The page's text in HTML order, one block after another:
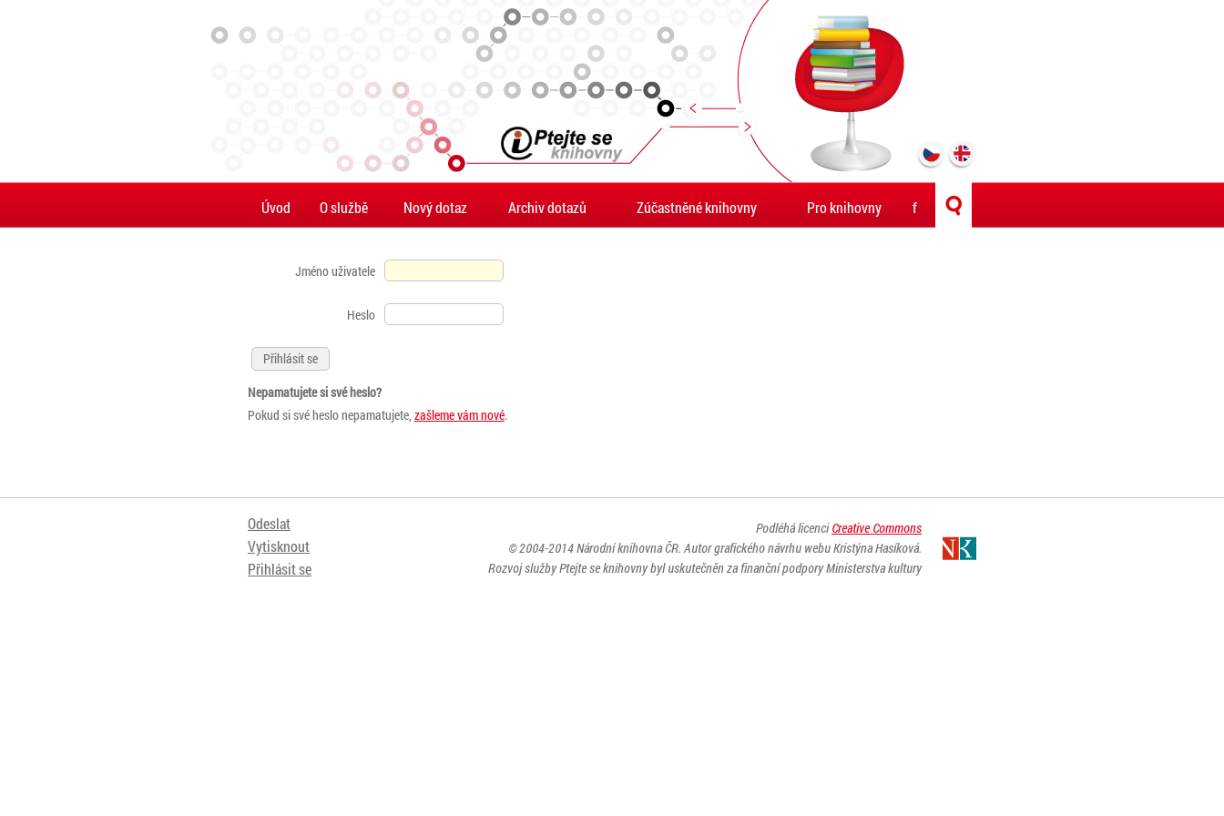
Úvod O službě Nový dotaz Archiv dotazů Zúčastněné knihovny Pro knihovny f
Jméno uživatele
Heslo
Nepamatujete si své heslo?
Pokud si své heslo nepamatujete, zašleme vám nové.
Odeslat
Vytisknout
Přihlásit se
Podléhá licenciCreative Commons
© 2004-2014Národní knihovna ČR. Autor grafického návrhu webu Kristýna Hasíková.
Rozvoj služby Ptejte se knihovny byl uskutečněn za finanční podpory Ministerstva kultury